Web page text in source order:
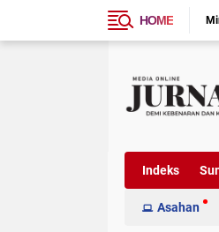
HOME
Indeks
Asahan